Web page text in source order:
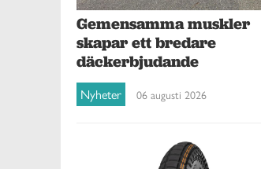
Gemensamma muskler
skapar ett bredare
däckerbjudande
Nyheter 06 augusti 2026